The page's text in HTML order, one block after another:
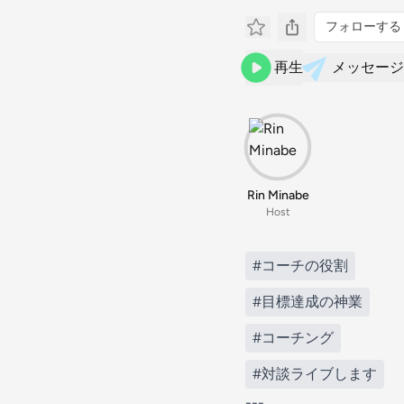
フォローする
再生 メッセー
Rin Minabe
Host
#コーチの役割
#目標達成の神業
#コーチング
#対談ライブします